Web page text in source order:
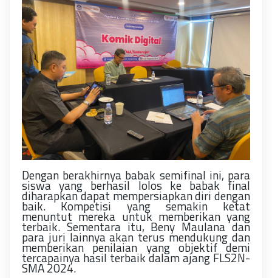
Dengan berakhirnya babak semifinal ini, para
siswa yang berhasil lolos ke babak final
diharapkan dapat mempersiapkan diri dengan
baik. Kompetisi yang semakin ketat
menuntut mereka untuk memberikan yang
terbaik. Sementara itu, Beny Maulana dan
para juri lainnya akan terus mendukung dan
memberikan penilaian yang objektif demi
tercapainya hasil terbaik dalam ajang FLS2N-
SMA 2024.